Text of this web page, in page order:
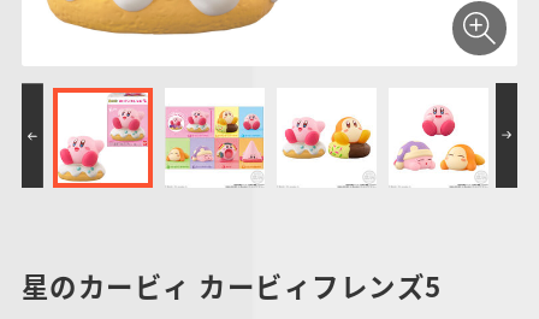
PROJECT R.E.D.・
スーパー戦隊シリー
ポケットモンスター
サンリオキャラクタ
ーズ
つりグミ SMPシリーズ キャラデコ
星のカービィ カービィフレンズ5